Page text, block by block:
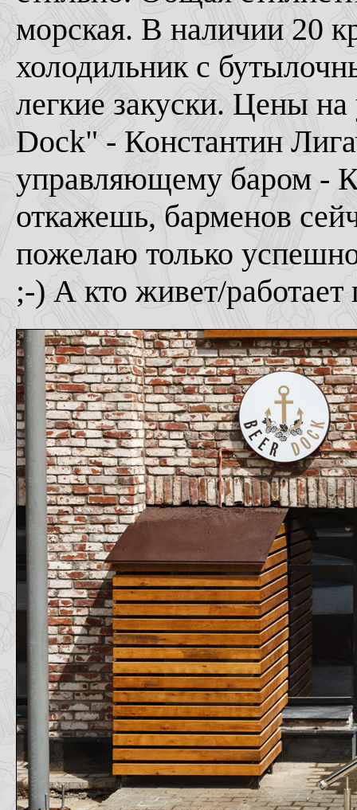
морская. В наличии 20
холодильник с
легкие закуски. Цены
Dock" - Константин
управляющему баром -
откажешь, барменов
пожелаю только
;-) А кто живет/